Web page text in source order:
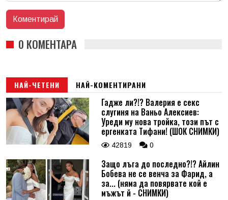
0 КОМЕНТАРА
НАЙ-ЧЕТЕНИ НАЙ-КОМЕНТИРАНИ
Гадже ли?!? Валерия е секс
слугиня на Ваньо Алексиев:
Уреди му нова тройка, този път с
ергенката Тифани! (ШОК СНИМКИ)
42819 0
Защо лъга до последно?!? Айлин
Бобева не се венча за Фарид, а
за... (няма да повярвате кой е
мъжът й - СНИМКИ)